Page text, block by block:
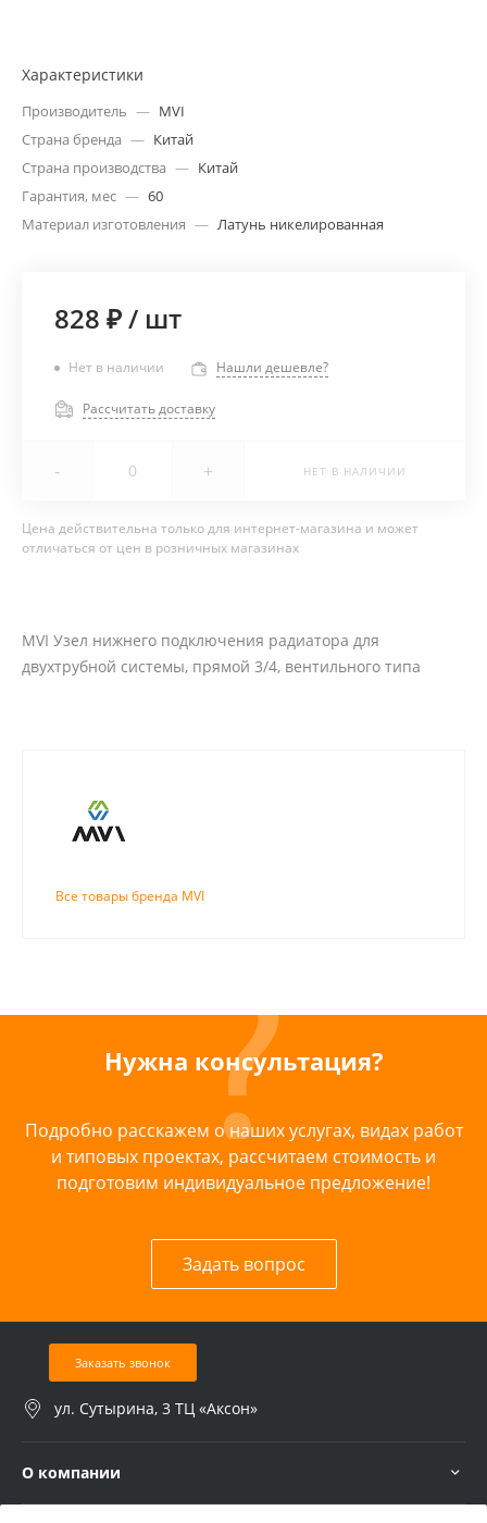
Характеристики
Производитель — MVI
Страна бренда — Китай
Страна производства — Китай
Гарантия, мес — 60
Материал изготовления — Латунь никелированная
828 ₽/ шт
Нет в наличии Нашли дешевле?
Рассчитать доставку
- + НЕТ В НАЛИЧИИ
Цена действительна только для интернет-магазина и может
отличаться от цен в розничных магазинах
MVI Узел нижнего подключения радиатора для
двухтрубной системы, прямой 3/4, вентильного типа
Все товары бренда MVI
Нужна консультация?
Подробно расскажем о наших услугах, видах работ
и типовых проектах, рассчитаем стоимость и
подготовим индивидуальное предложение!
Задать вопрос
Заказать звонок
ул. Сутырина, 3 ТЦ «Аксон»
О компании